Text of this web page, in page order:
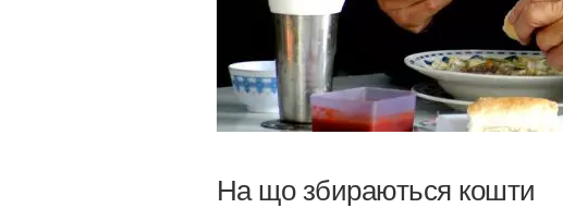
На що збираються кошти